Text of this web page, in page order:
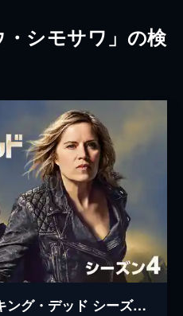
・シモサワ」の検
フィアー・ザ・ウォーキング・デッド シーズン4